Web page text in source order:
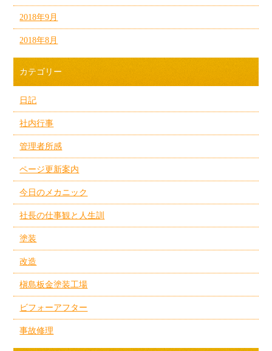
2018年9月
2018年8月
カテゴリー
日記
社内行事
管理者所感
ページ更新案内
今日のメカニック
社長の仕事観と人生訓
塗装
改造
槇島板金塗装工場
ビフォーアフター
事故修理